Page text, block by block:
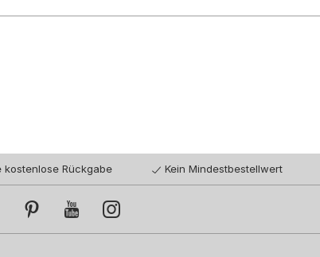
kostenlose Rückgabe Kein Mindestbestellwert